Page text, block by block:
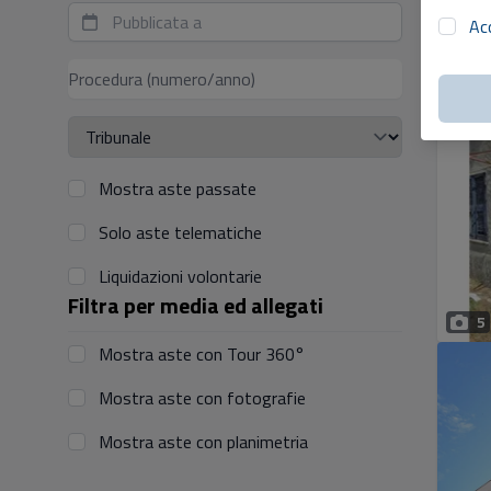
Mostra aste passate
Solo aste telematiche
Liquidazioni volontarie
Filtra per media ed allegati
Mostra aste con Tour 360°
Mostra aste con fotografie
Mostra aste con planimetria
5